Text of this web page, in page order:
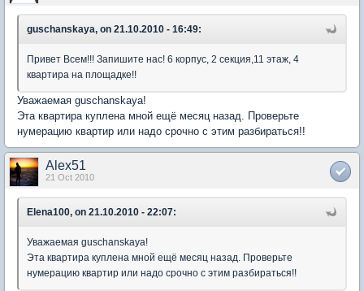
guschanskaya, on 21.10.2010 - 16:49:
Привет Всем!!! Запишите нас! 6 корпус, 2 секция,11 этаж, 4
квартира на площадке!!
Уважаемая guschanskaya!
Эта квартира куплена мной ещё месяц назад. Проверьте
нумерацию квартир или надо срочно с этим разбираться!!
Alex51
21 Oct 2010
Elena100, on 21.10.2010 - 22:07:
Уважаемая guschanskaya!
Эта квартира куплена мной ещё месяц назад. Проверьте
нумерацию квартир или надо срочно с этим разбираться!!